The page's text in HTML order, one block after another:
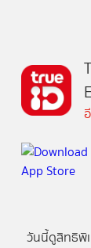
วันนี้ดูสิทธิพิ